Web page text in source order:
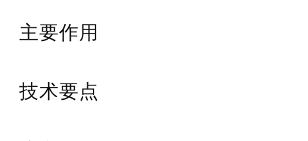
主要作用
技术要点